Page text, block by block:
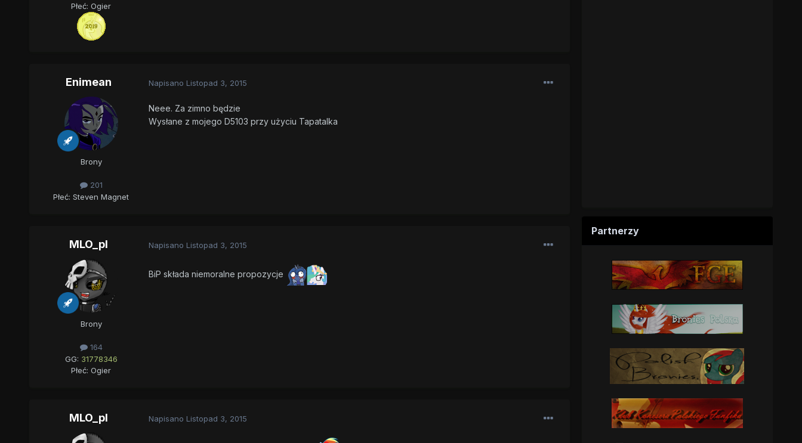
Płeć: Ogier
Enimean
Brony
201
Płeć: Steven Magnet
Napisano Listopad 3, 2015
Neee. Za zimno będzie
Wysłane z mojego D5103 przy użyciu Tapatalka
MLO_pl
Brony
164
GG: 31778346
Płeć: Ogier
Napisano Listopad 3, 2015
BiP składa niemoralne propozycje
MLO_pl Napisano Listopad 3, 2015
Partnerzy